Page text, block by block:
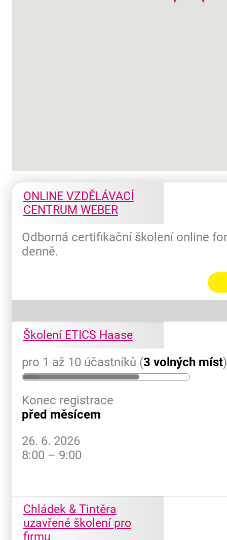
ONLINE VZDĚLÁVACÍ
CENTRUM WEBER
Odborná certifikační školení online
denně.
Školení ETICS Haase
pro 1 až 10 účastníků (3 volných míst)
Konec registrace
před měsícem
26. 6. 2026
8:00 – 9:00
Chládek & Tintěra
uzavřené školení pro
firmu